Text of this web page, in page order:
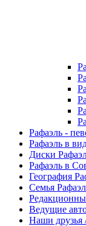
Рафаэль -
Рафаэль в
Диски
Рафаэль в
География
Семья
Ведущие
Наши друзья